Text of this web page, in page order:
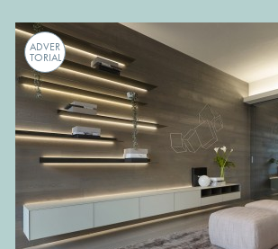
ADVER
TORIAL